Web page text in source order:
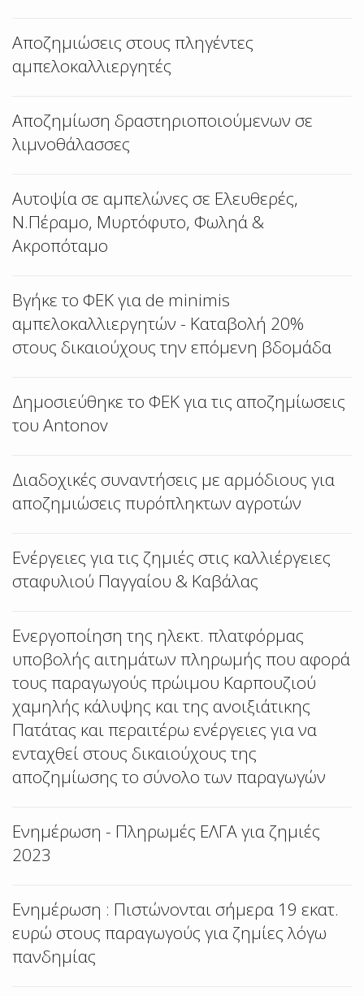
Αποζημιώσεις στους πληγέντες
αμπελοκαλλιεργητές
Αποζημίωση δραστηριοποιούμενων σε
λιμνοθάλασσες
Αυτοψία σε αμπελώνες σε Ελευθερές,
Ν.Πέραμο, Μυρτόφυτο, Φωληά &
Ακροπόταμο
Βγήκε το ΦΕΚ για de minimis
αμπελοκαλλιεργητών - Καταβολή 20%
στους δικαιούχους την επόμενη βδομάδα
Δημοσιεύθηκε το ΦΕΚ για τις αποζημίωσεις
του Antonov
Διαδοχικές συναντήσεις με αρμόδιους για
αποζημιώσεις πυρόπληκτων αγροτών
Ενέργειες για τις ζημιές στις καλλιέργειες
σταφυλιού Παγγαίου & Καβάλας
Ενεργοποίηση της ηλεκτ. πλατφόρμας
υποβολής αιτημάτων πληρωμής που αφορά
τους παραγωγούς πρώιμου Καρπουζιού
χαμηλής κάλυψης και της ανοιξιάτικης
Πατάτας και περαιτέρω ενέργειες για να
ενταχθεί στους δικαιούχους της
αποζημίωσης το σύνολο των παραγωγών
Ενημέρωση - Πληρωμές ΕΛΓΑ για ζημιές
2023
Ενημέρωση : Πιστώνονται σήμερα 19 εκατ.
ευρώ στους παραγωγούς για ζημίες λόγω
πανδημίας